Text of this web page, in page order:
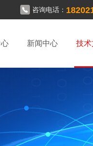
咨询电话：
新闻中心 技